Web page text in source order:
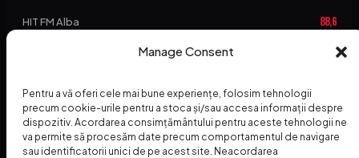
Manage Consent
Pentru a vă oferi cele mai bune experiențe, folosim tehnologii
precum cookie-urile pentru a stoca și/sau accesa informații despre
dispozitiv. Acordarea consimțământului pentru aceste tehnologii ne
va permite să procesăm date precum comportamentul de navigare
sau identificatorii unici de pe acest site. Neacordarea
HIT FM Alba 88,6
94,2
HIT FM Abrud 94,3
HIT FM Horezu 95,1